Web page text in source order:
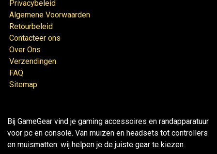
Privacybeleid
Algemene Voorwaarden
Retourbeleid
Contacteer ons
Over Ons
Verzendingen
FAQ
Sitemap
Bij GameGear vind je gaming accessoires en randapparatuur
voor pc en console. Van muizen en headsets tot controllers
en muismatten: wij helpen je de juiste gear te kiezen.